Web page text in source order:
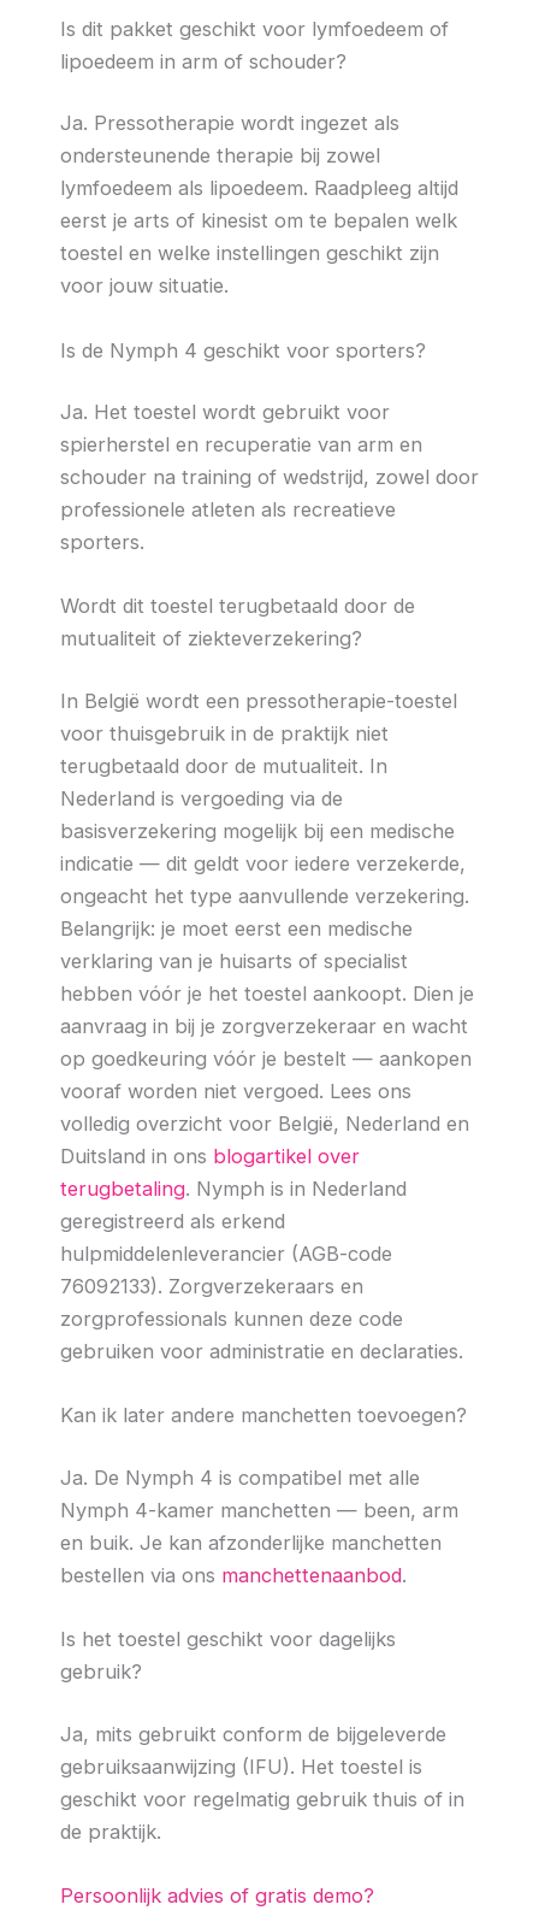
Is dit pakket geschikt voor lymfoedeem of
lipoedeem in arm of schouder?
Ja. Pressotherapie wordt ingezet als
ondersteunende therapie bij zowel
lymfoedeem als lipoedeem. Raadpleeg altijd
eerst je arts of kinesist om te bepalen welk
toestel en welke instellingen geschikt zijn
voor jouw situatie.
Is de Nymph 4 geschikt voor sporters?
Ja. Het toestel wordt gebruikt voor
spierherstel en recuperatie van arm en
schouder na training of wedstrijd, zowel door
professionele atleten als recreatieve
sporters.
Wordt dit toestel terugbetaald door de
mutualiteit of ziekteverzekering?
In België wordt een pressotherapie-toestel
voor thuisgebruik in de praktijk niet
terugbetaald door de mutualiteit. In
Nederland is vergoeding via de
basisverzekering mogelijk bij een medische
indicatie — dit geldt voor iedere verzekerde,
ongeacht het type aanvullende verzekering.
Belangrijk: je moet eerst een medische
verklaring van je huisarts of specialist
hebben vóór je het toestel aankoopt. Dien je
aanvraag in bij je zorgverzekeraar en wacht
op goedkeuring vóór je bestelt — aankopen
vooraf worden niet vergoed. Lees ons
volledig overzicht voor België, Nederland en
Duitsland in ons blogartikel over
terugbetaling. Nymph is in Nederland
geregistreerd als erkend
hulpmiddelenleverancier (AGB-code
76092133). Zorgverzekeraars en
zorgprofessionals kunnen deze code
gebruiken voor administratie en declaraties.
Kan ik later andere manchetten toevoegen?
Ja. De Nymph 4 is compatibel met alle
Nymph 4-kamer manchetten — been, arm
en buik. Je kan afzonderlijke manchetten
bestellen via ons manchettenaanbod.
Is het toestel geschikt voor dagelijks
gebruik?
Ja, mits gebruikt conform de bijgeleverde
gebruiksaanwijzing (IFU). Het toestel is
geschikt voor regelmatig gebruik thuis of in
de praktijk.
Persoonlijk advies of gratis demo?